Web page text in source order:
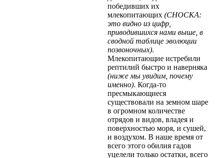
победивших их
млекопитающих (СНОСКА:
это видно из цифр,
приводившихся нами выше, в
сводной таблице эволюции
позвоночных).
Млекопитающие истребили
рептилий быстро и наверняка
(ниже мы увидим, почему
именно). Когда-то
пресмыкающиеся
существовали на земном шаре
в огромном количестве
отрядов и видов, владея и
поверхностью моря, и сушей,
и воздухом. В наше время от
всего этого обилия гадов
уцелели только остатки, всего